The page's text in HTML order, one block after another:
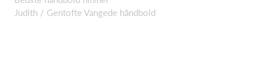
Judith / Gentofte Vangede håndbold